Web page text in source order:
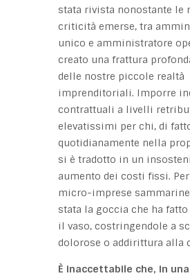
stata rivista nonostante le
criticità emerse, tra
unico e amministratore
creato una frattura
delle nostre piccole realtà
imprenditoriali. Imporre
contrattuali a livelli
elevatissimi per chi, di
quotidianamente nella
si è tradotto in un
aumento dei costi fissi.
micro-imprese
stata la goccia che ha
il vaso, costringendole a
dolorose o addirittura alla
È inaccettabile che, in